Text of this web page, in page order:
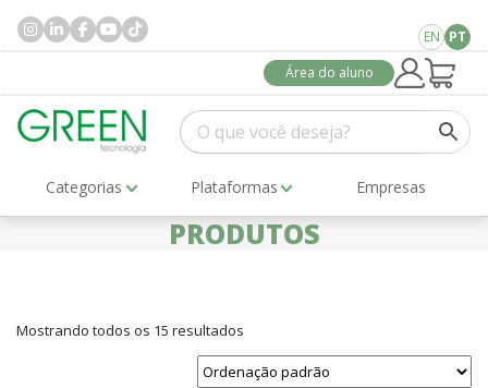
EN PT
Área do aluno
Categorias Plataformas Empresas
PRODUTOS
Mostrando todos os 15 resultados